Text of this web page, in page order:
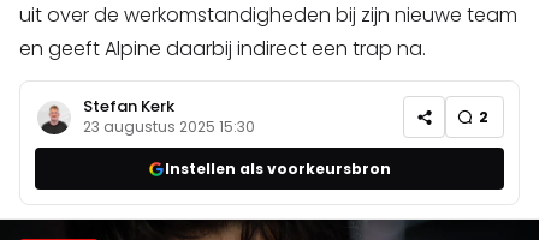
uit over de werkomstandigheden bij zijn nieuwe team
en geeft Alpine daarbij indirect een trap na.
Stefan Kerk
23 augustus 2025 15:30 2
Instellen als voorkeursbron